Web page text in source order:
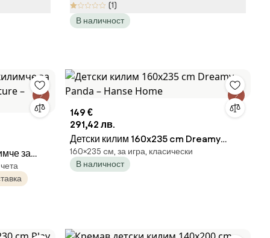
(1)
В наличност
за
–
149 €
291,42 лв.
Детски килим 160x235 cm Dreamy
Panda – Hanse Home
160×235 cм, за игра, класически
В наличност